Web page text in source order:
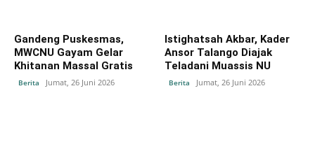
Gandeng Puskesmas,
MWCNU Gayam Gelar
Khitanan Massal Gratis
Berita Jumat, 26 Juni 2026
Istighatsah Akbar, Kader
Ansor Talango Diajak
Teladani Muassis NU
Berita Jumat, 26 Juni 2026